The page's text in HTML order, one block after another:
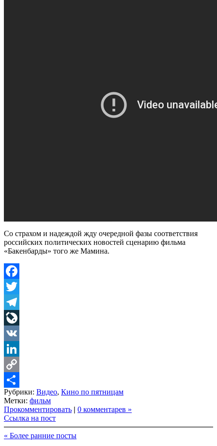
Со страхом и надеждой жду очередной фазы соответствия
российских политических новостей сценарию фильма
«Бакенбарды» того же Мамина.
Facebook
Twitter
Telegram
LiveJournal
VK
LinkedIn
Copy
Link
Share
Рубрики: Видео, Кино по пятницам
Метки: фильм
Прокомментировать | 0 комментарев »
Ссылка на пост
« Более ранние посты